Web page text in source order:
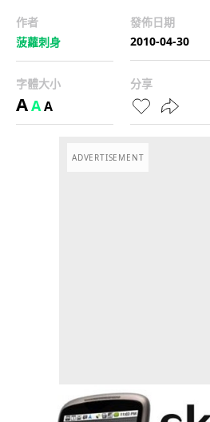
作者
菠蘿刺身
發佈日期
2010-04-30
字體大小
AAA
分享
ADVERTISEMENT